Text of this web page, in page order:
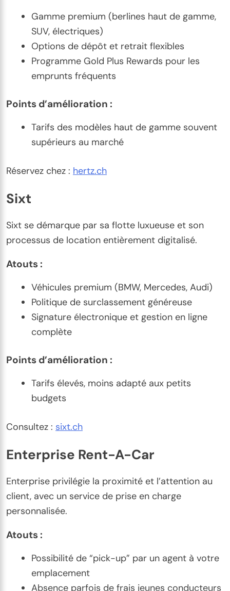
Gamme premium (berlines haut de gamme,
SUV, électriques)
Options de dépôt et retrait flexibles
Programme Gold Plus Rewards pour les
emprunts fréquents
Points d’amélioration :
Tarifs des modèles haut de gamme souvent
supérieurs au marché
Réservez chez : hertz.ch
Sixt
Sixt se démarque par sa flotte luxueuse et son
processus de location entièrement digitalisé.
Atouts :
Véhicules premium (BMW, Mercedes, Audi)
Politique de surclassement généreuse
Signature électronique et gestion en ligne
complète
Points d’amélioration :
Tarifs élevés, moins adapté aux petits
budgets
Consultez : sixt.ch
Enterprise Rent-A-Car
Enterprise privilégie la proximité et l’attention au
client, avec un service de prise en charge
personnalisée.
Atouts :
Possibilité de “pick-up” par un agent à votre
emplacement
Absence parfois de frais jeunes conducteurs